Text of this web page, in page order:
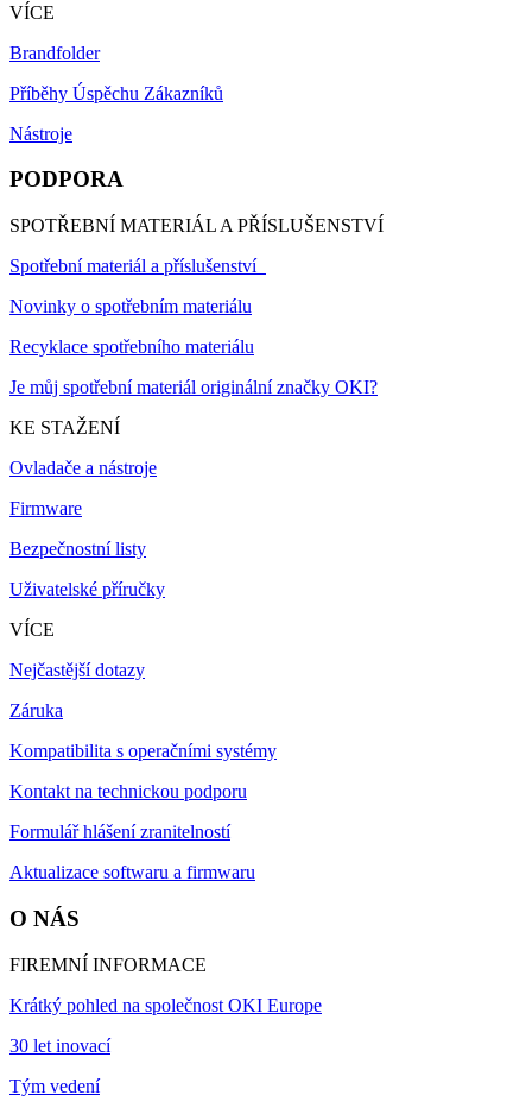
VÍCE
Brandfolder
Příběhy Úspěchu Zákazníků
Nástroje
PODPORA
SPOTŘEBNÍ MATERIÁL A PŘÍSLUŠENSTVÍ
Spotřební materiál a příslušenství
Novinky o spotřebním materiálu
Recyklace spotřebního materiálu
Je můj spotřební materiál originální značky OKI?
KE STAŽENÍ
Ovladače a nástroje
Firmware
Bezpečnostní listy
Uživatelské příručky
VÍCE
Nejčastější dotazy
Záruka
Kompatibilita s operačními systémy
Kontakt na technickou podporu
Formulář hlášení zranitelností
Aktualizace softwaru a firmwaru
O NÁS
FIREMNÍ INFORMACE
Krátký pohled na společnost OKI Europe
30 let inovací
Tým vedení